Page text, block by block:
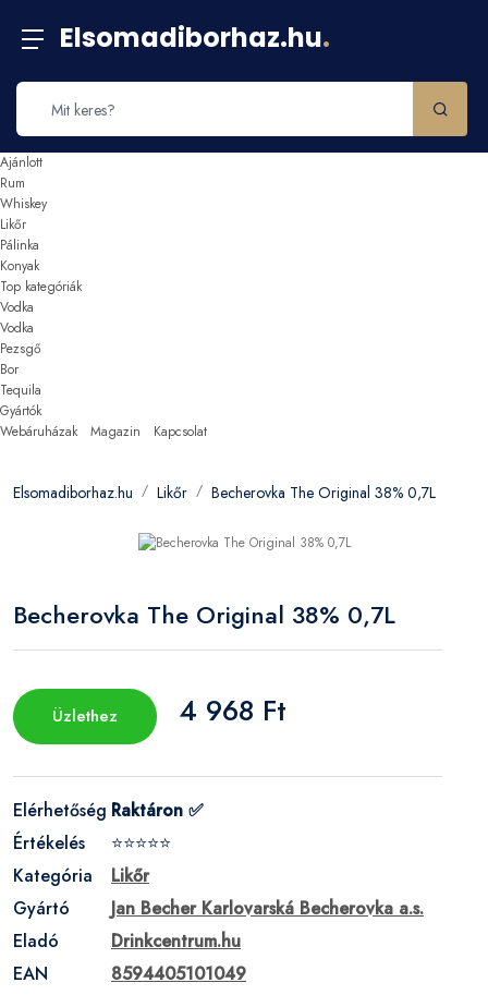
Elsomadiborhaz.hu.
Ajánlott
Rum
Whiskey
Likőr
Pálinka
Konyak
Top kategóriák
Vodka
Vodka
Pezsgő
Bor
Tequila
Gyártók
Webáruházak
Magazin Kapcsolat
Elsomadiborhaz.hu Likőr Becherovka The Original 38% 0,7L
Becherovka The Original 38% 0,7L
Üzlethez 4 968 Ft
Elérhetőség Raktáron ✅
Értékelés
⭐⭐⭐⭐⭐
Kategória
Likőr
Gyártó
Jan Becher Karlovarská Becherovka a.s.
Eladó
Drinkcentrum.hu
EAN
8594405101049